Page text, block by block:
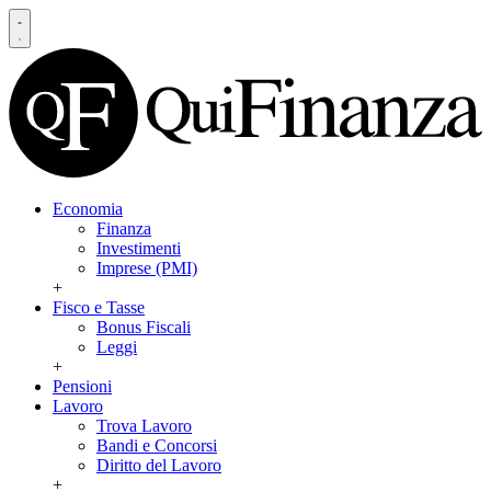
Economia
Finanza
Investimenti
Imprese (PMI)
+
Fisco e Tasse
Bonus Fiscali
Leggi
+
Pensioni
Lavoro
Trova Lavoro
Bandi e Concorsi
Diritto del Lavoro
+